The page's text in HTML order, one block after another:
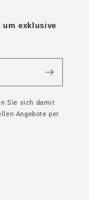
um exklusive
Sie sich damit
Angebote per